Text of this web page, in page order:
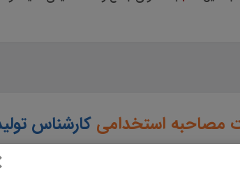
مصاحبه استخدامیکارشناس